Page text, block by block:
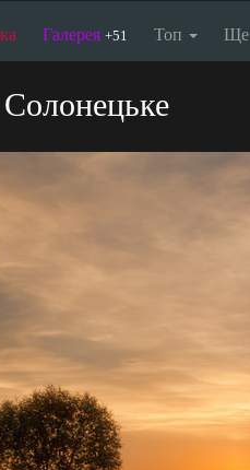
Галерея +51 Топ Ще
Солонецьке